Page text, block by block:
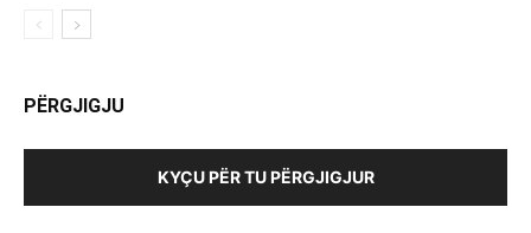
PËRGJIGJU
KYÇU PËR TU PËRGJIGJUR